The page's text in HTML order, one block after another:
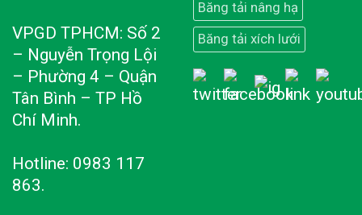
VPGD TPHCM: Số 2
– Nguyễn Trọng Lội
– Phường 4 – Quận
Tân Bình – TP Hồ
Chí Minh.
Hotline: 0983 117
863.
Băng tải nâng hạ
Băng tải xích lưới